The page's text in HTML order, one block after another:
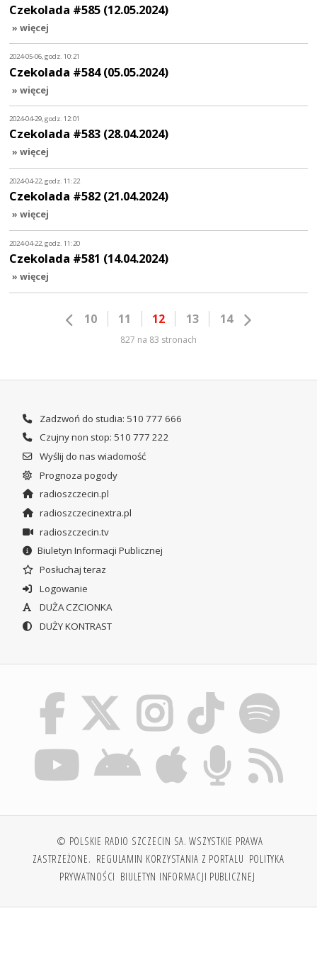
Czekolada #585 (12.05.2024)
» więcej
2024-05-06, godz. 10:21
Czekolada #584 (05.05.2024)
» więcej
2024-04-29, godz. 12:01
Czekolada #583 (28.04.2024)
» więcej
2024-04-22, godz. 11:22
Czekolada #582 (21.04.2024)
» więcej
2024-04-22, godz. 11:20
Czekolada #581 (14.04.2024)
» więcej
10 11 12 13 14
827 na 83 stronach
Zadzwoń do studia: 510 777 666
Czujny non stop: 510 777 222
Wyślij do nas wiadomość
Prognoza pogody
radioszczecin.pl
radioszczecinextra.pl
radioszczecin.tv
Biuletyn Informacji Publicznej
Posłuchaj teraz
Logowanie
DUŻA CZCIONKA
DUŻY KONTRAST
© POLSKIE RADIO SZCZECIN SA. WSZYSTKIE PRAWA
ZASTRZEŻONE. REGULAMIN KORZYSTANIA Z PORTALU POLITYKA
PRYWATNOŚCI BIULETYN INFORMACJI PUBLICZNEJ